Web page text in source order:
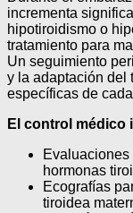
incrementa
hipotiroidismo o
tratamiento para
Un seguimiento
y la adaptación del
específicas de
El control médico
hormonas
Ecografías
tiroidea